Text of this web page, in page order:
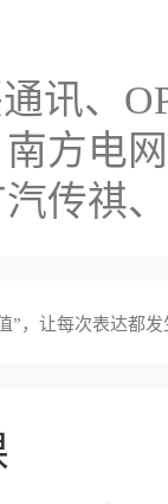
讯、
方电
传祺
”，让每次表达都发